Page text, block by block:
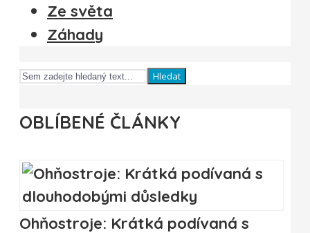
Ze světa
Záhady
Hledat
OBLÍBENÉ ČLÁNKY
Ohňostroje: Krátká podívaná s